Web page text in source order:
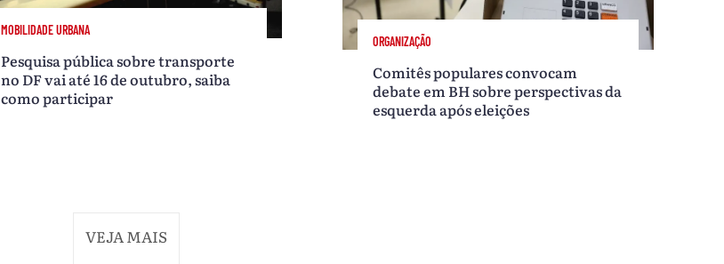
MOBILIDADE URBANA
Pesquisa pública sobre transporte
no DF vai até 16 de outubro, saiba
como participar
ORGANIZAÇÃO
Comitês populares convocam
debate em BH sobre perspectivas da
esquerda após eleições
VEJA MAIS